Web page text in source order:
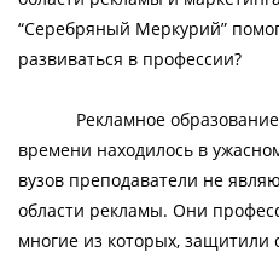
“Серебряный Меркурий”
развиваться в профессии?
Рекламное
времени находилось в
вузов преподаватели не
области рекламы. Они
многие из которых, защитили